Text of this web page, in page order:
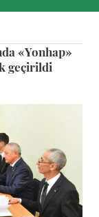
«Yonhap»
geçirildi